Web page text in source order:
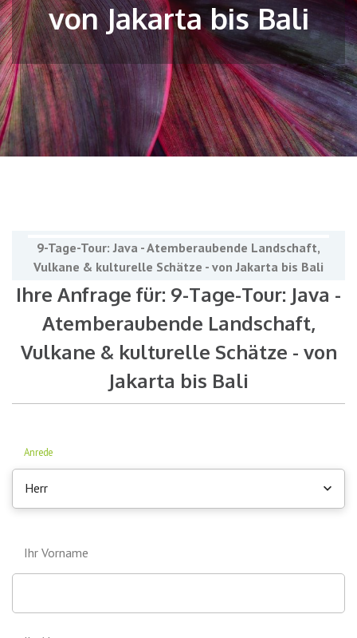
von Jakarta bis Bali
9-Tage-Tour: Java - Atemberaubende Landschaft,
Vulkane & kulturelle Schätze - von Jakarta bis Bali
Ihre Anfrage für: 9-Tage-Tour: Java -
Atemberaubende Landschaft,
Vulkane & kulturelle Schätze - von
Jakarta bis Bali
Anrede
Herr
Ihr Vorname